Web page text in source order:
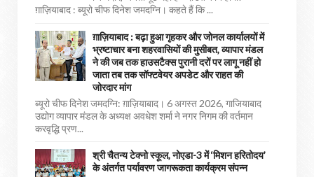
ग़ाज़ियाबाद : ब्यूरो चीफ दिनेश जमदग्नि। कहते हैं कि ...
ग़ाज़ियाबाद : बढ़ा हुआ गृहकर और जोनल कार्यालयों में
भ्रष्टाचार बना शहरवासियों की मुसीबत, व्यापार मंडल
ने की जब तक हाउसटैक्स पुरानी दरों पर लागू नहीं हो
जाता तब तक सॉफ्टवेयर अपडेट और राहत की
जोरदार मांग
ब्यूरो चीफ दिनेश जमदग्नि: ग़ाज़ियाबाद। 6 अगस्त 2026, गाजियाबाद
उद्योग व्यापार मंडल के अध्यक्ष अवधेश शर्मा ने नगर निगम की वर्तमान
करवृद्धि प्रण...
श्री चैतन्य टेक्नो स्कूल, नोएडा-3 में ‘मिशन हरितोदय’
के अंतर्गत पर्यावरण जागरूकता कार्यक्रम संपन्न